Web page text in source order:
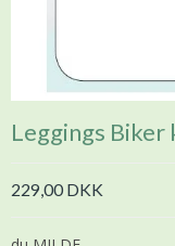
Leggings
229,00 DKK